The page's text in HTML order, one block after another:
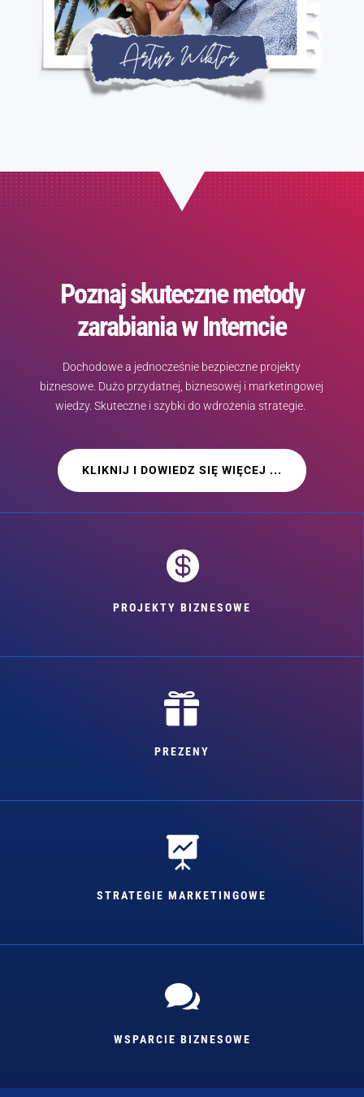
Poznaj skuteczne metody
zarabiania w Interncie
Dochodowe a jednocześnie bezpieczne projekty
biznesowe. Dużo przydatnej, biznesowej i marketingowej
wiedzy. Skuteczne i szybki do wdrożenia strategie.
KLIKNIJ I DOWIEDZ SIĘ WIĘCEJ ...

PROJEKTY BIZNESOWE

PREZENY

STRATEGIE MARKETINGOWE

WSPARCIE BIZNESOWE